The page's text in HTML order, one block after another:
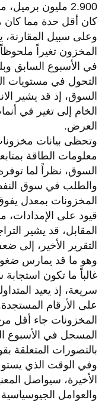
2.900 مليون
كان أقل حدة مما كان
وعلى سبيل المقارنة،
المخزون تغيراً
التحول في مستويات
السوق، إذ قد يشير
الخام إلى تغير في
العرض.
وتحظى بيانات
معلومات الطاقة
السوق، نظراً لما
والطلب في سوق
المخزونات بمعدل
قيود على الإمدادات،
المقابل، قد يشير
التقرير الأخير،
وهو ما قد يمارس
غالباً ما تكون
سريعة، إذ يعيد
على الأرقام
المخزونات جاء أقل
المسجل في الأسبوع
بالتصورات
وفي الوقت الذي
الأخيرة، سيواصل
والعوامل